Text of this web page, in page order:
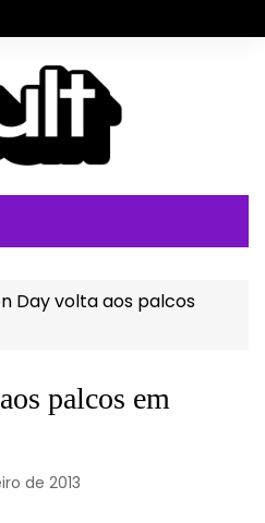
Day volta aos palcos
palcos em
de 2013